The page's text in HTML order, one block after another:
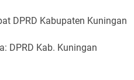
DPRD Kabupaten Kuningan
DPRD Kab. Kuningan